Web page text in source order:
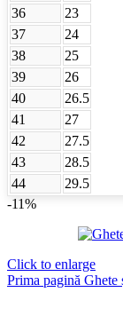
36
23
37
24
38
25
39
26
40
26.5
41
27
42
27.5
43
28.5
44
29.5
-11%
Click to enlarge
Prima pagină Ghete